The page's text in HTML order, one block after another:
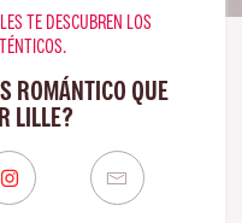
TE DESCUBREN LOS
ROMÁNTICO QUE
LILLE?